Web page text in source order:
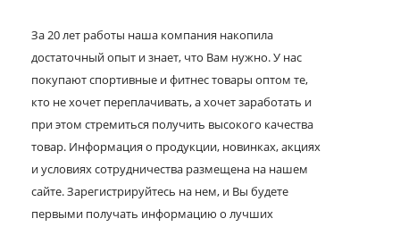
За 20 лет работы наша компания накопила
достаточный опыт и знает, что Вам нужно. У нас
покупают спортивные и фитнес товары оптом те,
кто не хочет переплачивать, а хочет заработать и
при этом стремиться получить высокого качества
товар. Информация о продукции, новинках, акциях
и условиях сотрудничества размещена на нашем
сайте. Зарегистрируйтесь на нем, и Вы будете
первыми получать информацию о лучших